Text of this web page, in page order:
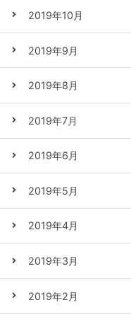
2019年10月
2019年9月
2019年8月
2019年7月
2019年6月
2019年5月
2019年4月
2019年3月
2019年2月